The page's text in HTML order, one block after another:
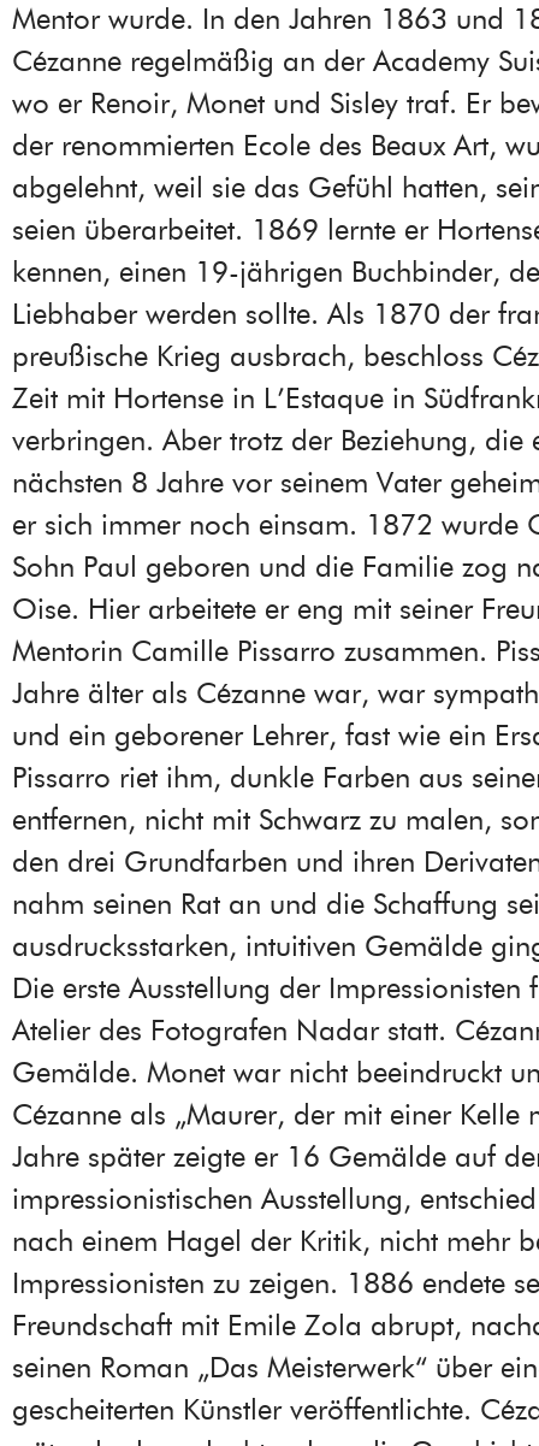
Mentor wurde. In den Jahren 1863 und
Cézanne regelmäßig an der Academy
wo er Renoir, Monet und Sisley traf. Er
der renommierten Ecole des Beaux Art,
abgelehnt, weil sie das Gefühl hatten,
seien überarbeitet. 1869 lernte er
kennen, einen 19-jährigen Buchbinder,
Liebhaber werden sollte. Als 1870 der
preußische Krieg ausbrach, beschloss
Zeit mit Hortense in L’Estaque in
verbringen. Aber trotz der Beziehung, die
nächsten 8 Jahre vor seinem Vater
er sich immer noch einsam. 1872 wurde
Sohn Paul geboren und die Familie zog
Oise. Hier arbeitete er eng mit seiner
Mentorin Camille Pissarro zusammen.
Jahre älter als Cézanne war, war
und ein geborener Lehrer, fast wie ein
Pissarro riet ihm, dunkle Farben aus
entfernen, nicht mit Schwarz zu malen,
den drei Grundfarben und ihren
nahm seinen Rat an und die Schaffung
ausdrucksstarken, intuitiven Gemälde
Die erste Ausstellung der
Atelier des Fotografen Nadar statt.
Gemälde. Monet war nicht beeindruckt
Cézanne als „Maurer, der mit einer Kelle
Jahre später zeigte er 16 Gemälde auf
impressionistischen Ausstellung,
nach einem Hagel der Kritik, nicht mehr
Impressionisten zu zeigen. 1886 endete
Freundschaft mit Emile Zola abrupt,
seinen Roman „Das Meisterwerk“ über
gescheiterten Künstler veröffentlichte.